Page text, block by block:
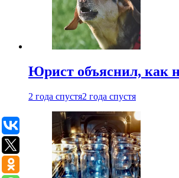
Юрист объяснил, как
2 года спустя2 года спустя